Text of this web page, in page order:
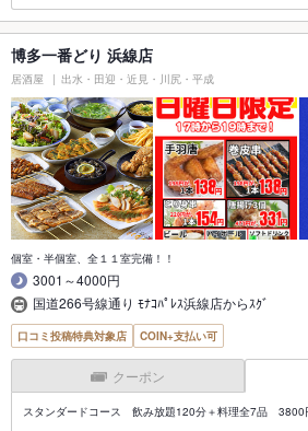
博多一番どり 浜線店
居酒屋 出水・田迎・近見・川尻・平成
個室・半個室、全１１室完備！！
3001～4000円
国道266号線通り ﾓﾅｺﾊﾟﾚｽ浜線店からｽｸﾞ
口コミ投稿特典対象店 COIN+支払い可
クーポン
スタンダードコース 飲み放題120分＋料理全7品 3800